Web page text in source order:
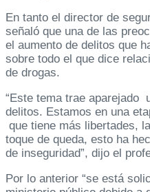
En tanto el director de
señaló que una de las
el aumento de delitos que
sobre todo el que dice
de drogas.
“Este tema trae aparejado
delitos. Estamos en una
que tiene más libertades,
toque de queda, esto ha
de inseguridad”, dijo el
Por lo anterior “se está